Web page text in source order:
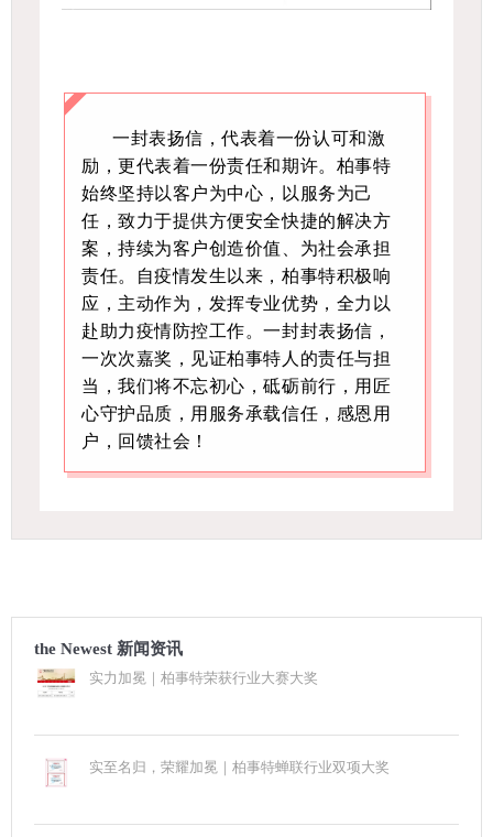
一封表扬信，代表着一份认可和激
励，更代表着一份责任和期许。柏事特
始终坚持以客户为中心，以服务为己
任，致力于提供方便安全快捷的解决方
案，持续为客户创造价值、为社会承担
责任。自疫情发生以来，柏事特积极响
应，主动作为，发挥专业优势，全力以
赴助力疫情防控工作。一封封表扬信，
一次次嘉奖，见证柏事特人的责任与担
当，我们将不忘初心，砥砺前行，用匠
心守护品质，用服务承载信任，感恩用
户，回馈社会！
the Newest 新闻资讯
实力加冕｜柏事特荣获行业大赛大奖
实至名归，荣耀加冕｜柏事特蝉联行业双项大奖